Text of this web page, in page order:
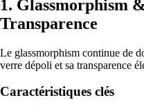
1. Glassmorphism
Transparence
Le glassmorphism continue de
verre dépoli et sa transparence
Caractéristiques clés